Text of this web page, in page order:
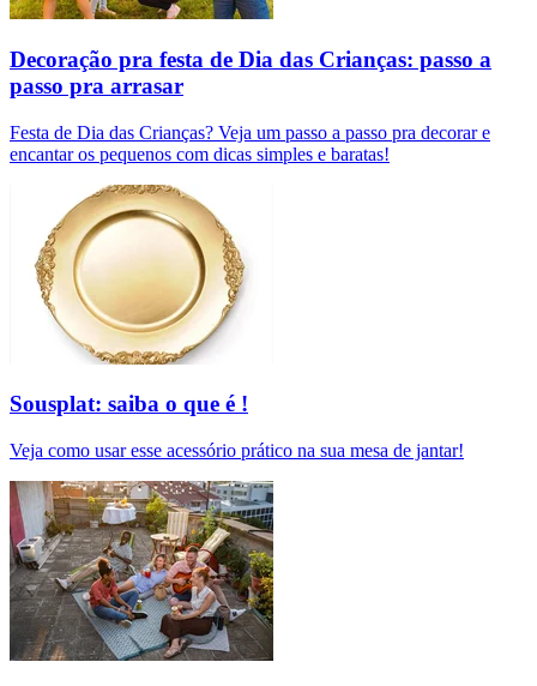
Decoração pra festa de Dia das Crianças: passo a
passo pra arrasar
Festa de Dia das Crianças? Veja um passo a passo pra decorar e
encantar os pequenos com dicas simples e baratas!
Sousplat: saiba o que é !
Veja como usar esse acessório prático na sua mesa de jantar!